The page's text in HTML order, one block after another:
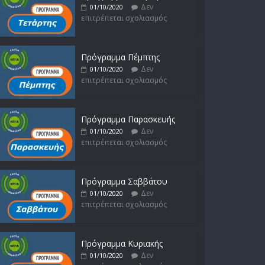
01/10/2020
Δεν
επιτρέπεται σχολιασμός
Πρόγραμμα Πέμπτης
01/10/2020
Δεν
επιτρέπεται σχολιασμός
Πρόγραμμα Παρασκευής
01/10/2020
Δεν
επιτρέπεται σχολιασμός
Πρόγραμμα Σαββάτου
01/10/2020
Δεν
επιτρέπεται σχολιασμός
Πρόγραμμα Κυριακής
01/10/2020
Δεν